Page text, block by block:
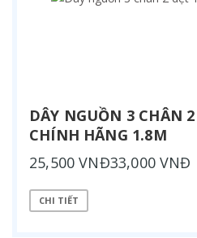
DÂY NGUỒN 3 CHÂN
CHÍNH HÃNG 1.8M
25,500 VNĐ33,000 VNĐ
CHI TIẾT